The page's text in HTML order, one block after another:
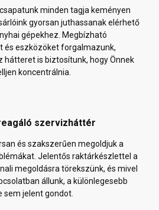
minden tagja keményen
gyorsan juthassanak elérhető
gépekhez. Megbízható
és eszközöket forgalmazunk,
hátteret is biztosítunk, hogy Önnek
koncentrálnia.
szervizháttér
és szakszerűen megoldjuk a
Jelentős raktárkészlettel a
megoldásra törekszünk, és mivel
állunk, a különlegesebb
jelent gondot.